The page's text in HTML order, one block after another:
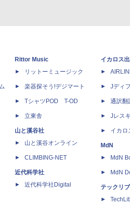
Rittor Music
リットーミュージック
楽器探そう!デジマート
TシャツPOD T-OD
立東舎
山と溪谷社
山と溪谷オンライン
CLIMBING-NET
近代科学社
近代科学社Digital
イカロス
Jディ
通訳翻
Jレス
イカロ
MdN
MdN
MdN
テックリブ